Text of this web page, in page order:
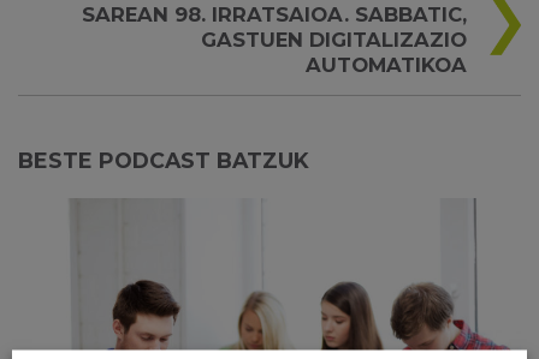
SAREAN 98. IRRATSAIOA. SABBATIC,
GASTUEN DIGITALIZAZIO
AUTOMATIKOA
BESTE PODCAST BATZUK